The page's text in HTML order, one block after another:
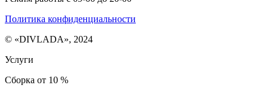
Политика конфиденциальности
© «DIVLADA», 2024
Услуги
Сборка от 10 %